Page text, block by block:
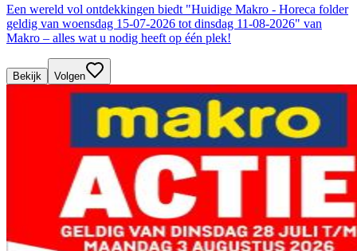
Een wereld vol ontdekkingen biedt "Huidige Makro - Horeca folder
geldig van woensdag 15-07-2026 tot dinsdag 11-08-2026" van
Makro – alles wat u nodig heeft op één plek!
Bekijk Volgen